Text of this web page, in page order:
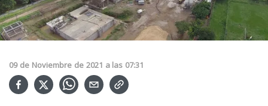
09 de Noviembre de 2021 a las 07:31